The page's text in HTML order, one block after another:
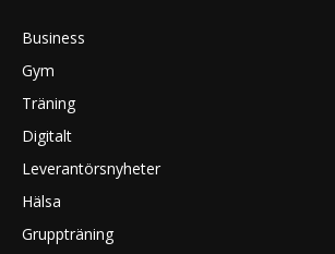
Business
Gym
Träning
Digitalt
Leverantörsnyheter
Hälsa
Gruppträning